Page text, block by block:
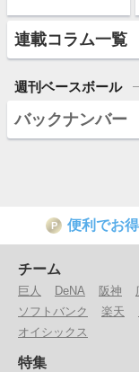
連載コラム一覧
週刊ベースボール
バックナンバー
P 便利でお
チーム
巨人 DeNA 阪神
ソフトバンク
楽天
オイシックス
特集